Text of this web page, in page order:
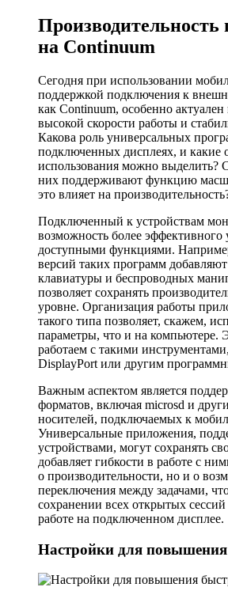
на Continuum
Сегодня при использовании
поддержкой подключения к
как Continuum, особенно
высокой скорости работы и
Какова роль универсальных
подключенных дисплеях, и какие
использования можно выделить?
них поддерживают функцию
это влияет на
Подключенный к устройствам
возможность более эффективного
доступными функциями.
версий таких программ
клавиатуры и беспроводных
позволяет сохранять
уровне. Организация работы
такого типа позволяет, скажем,
параметры, что и на компьютере.
работаем с такими
DisplayPort или другим
Важным аспектом является
форматов, включая microsd и
носителей, подключаемых к
Универсальные приложения,
устройствами, могут сохранять
добавляет гибкости в работе с
о производительности, но и о
переключения между задачами,
сохранении всех открытых
работе на подключенном дисплее.
Настройки для повышения